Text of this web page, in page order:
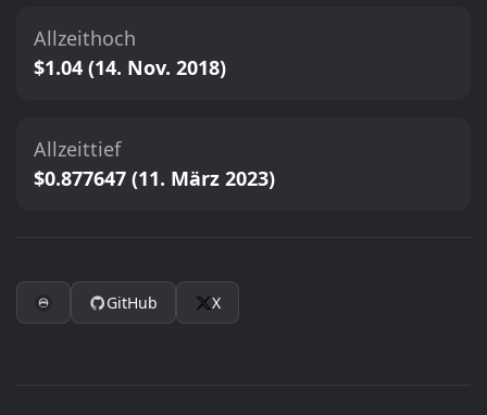
Allzeithoch
$1.04 (14. Nov. 2018)
Allzeittief
$0.877647 (11. März 2023)
GitHub X